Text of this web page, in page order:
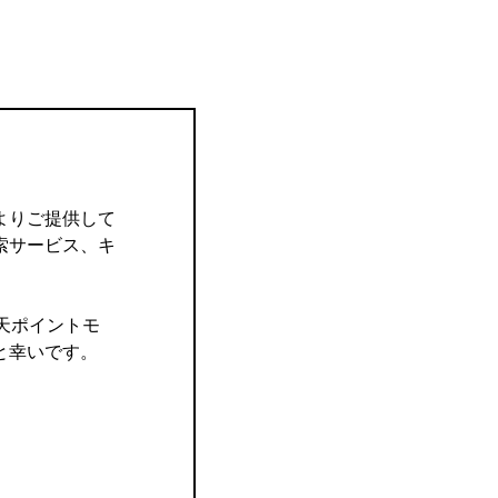
りご提供して
サービス、キ
ポイントモ
いです。